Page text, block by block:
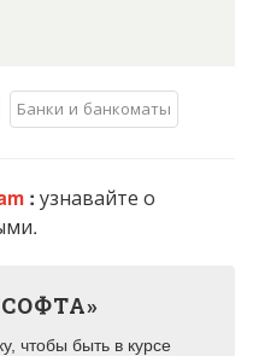
Банки и банкоматы
: узнавайте о
чтобы быть в курсе